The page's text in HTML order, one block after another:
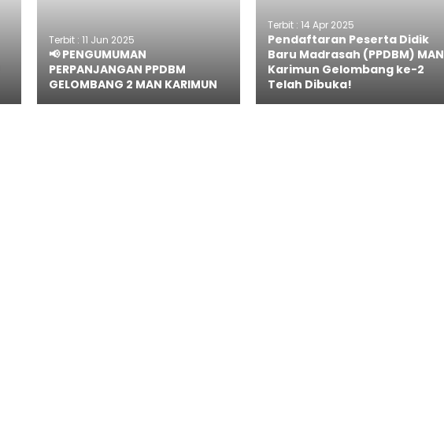
Terbit : 11 Jun 2025
📢 PENGUMUMAN
PERPANJANGAN PPDBM
GELOMBANG 2 MAN KARIMUN
Terbit : 14 Apr 2025
Pendaftaran Peserta Didik
Baru Madrasah (PPDBM) MAN
Karimun Gelombang ke-2
Telah Dibuka!